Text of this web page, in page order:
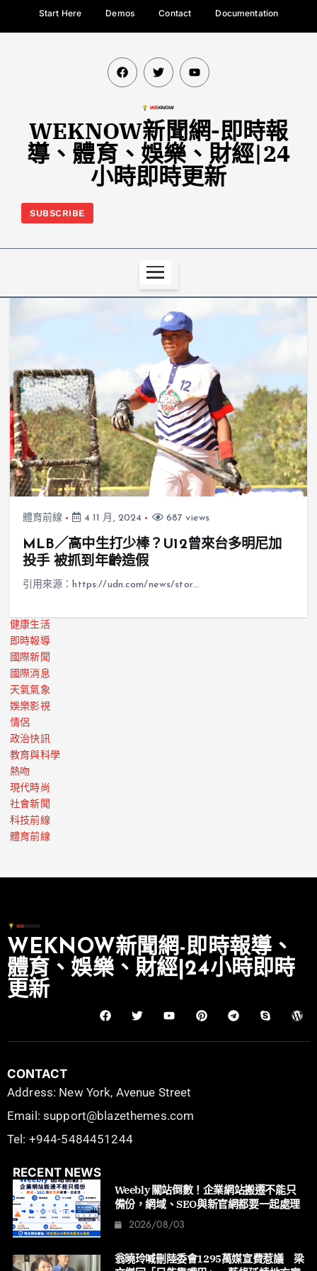
Start Here Demos Contact Documentation
WEKNOW新聞網-即時報
導、體育、娛樂、財經|24
小時即時更新
SUBSCRIBE
體育前線 4 11 月, 2024 687 views
MLB／高中生打少棒？U12曾來台多明尼加
投手 被抓到年齡造假
引用來源：https://udn.com/news/stor…
健康生活
即時報導
國際新聞
國際消息
天氣氣象
娛樂影視
情侶
政治快訊
教育與科學
熱吻
現代時尚
社會新聞
科技前線
體育前線
WEKNOW新聞網-即時報導、
體育、娛樂、財經|24小時即時
更新
CONTACT
Address: New York, Avenue Street
Email: support@blazethemes.com
Tel: +944-5484451244
RECENT NEWS
Weebly 關站倒數！企業網站搬遷不能只
備份，網域、SEO與新官網都要一起處理
2026/08/03
翁曉玲喊刪陸委會1295萬媒宣費惹議 梁